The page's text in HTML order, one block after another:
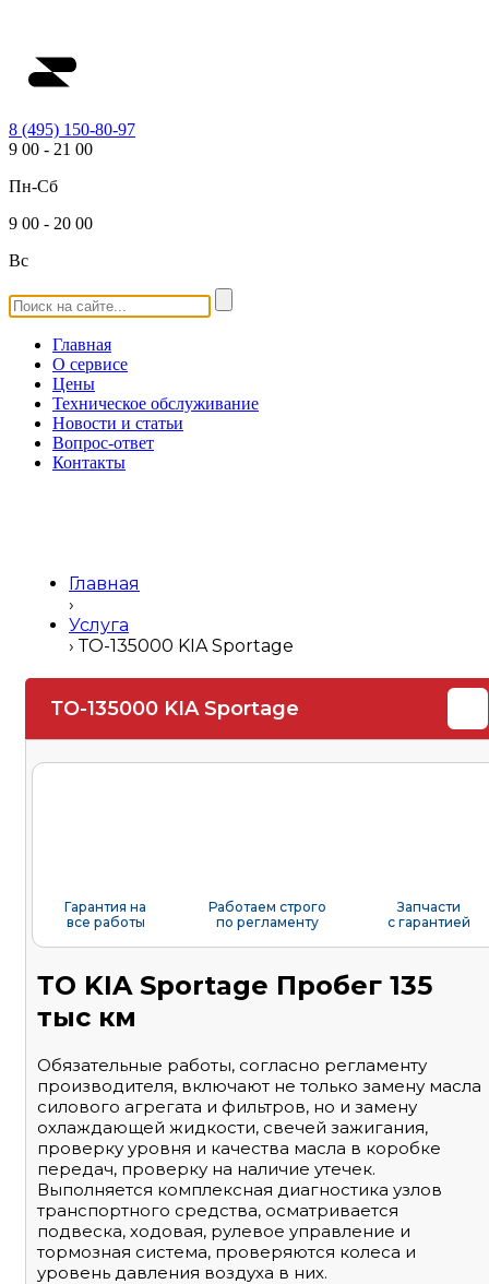
8 (495) 150-80-97
9 00 - 21 00
Пн-Сб
9 00 - 20 00
Вс
Главная
О сервисе
Цены
Техническое обслуживание
Новости и статьи
Вопрос-ответ
Контакты
Главная
›
Услуга
›ТО-135000 KIA Sportage
ТО-135000 KIA Sportage
Гарантия на
все работы
Работаем строго
по регламенту
Запчасти
с гарантией
ТО KIA Sportage Пробег 135
тыс км
Обязательные работы, согласно регламенту
производителя, включают не только замену масла
силового агрегата и фильтров, но и замену
охлаждающей жидкости, свечей зажигания,
проверку уровня и качества масла в коробке
передач, проверку на наличие утечек.
Выполняется комплексная диагностика узлов
транспортного средства, осматривается
подвеска, ходовая, рулевое управление и
тормозная система, проверяются колеса и
уровень давления воздуха в них.